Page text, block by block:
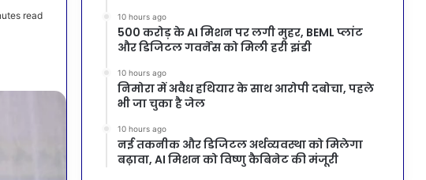
read 10 hours ago
500 करोड़ के AI मिशन पर लगी मुहर, BEML प्लांट
और डिजिटल गवर्नेंस को मिली हरी झंडी
10 hours ago
निमोरा में अवैध हथियार के साथ आरोपी दबोचा, पहले
भी जा चुका है जेल
10 hours ago
नई तकनीक और डिजिटल अर्थव्यवस्था को मिलेगा
बढ़ावा, AI मिशन को विष्णु कैबिनेट की मंजूरी